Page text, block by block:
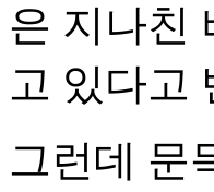
은 지나친
고 있다고
그런데 문